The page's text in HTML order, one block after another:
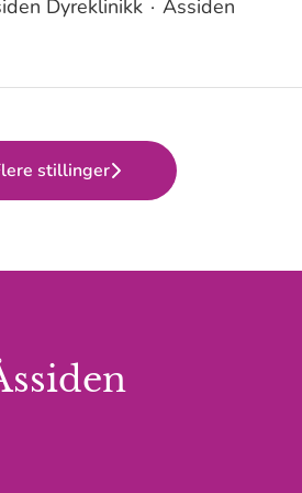
Dyreklinikk · Åssiden
stillinger